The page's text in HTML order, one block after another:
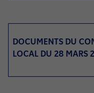
DOCUMENTS DU
LOCAL DU 28 MARS